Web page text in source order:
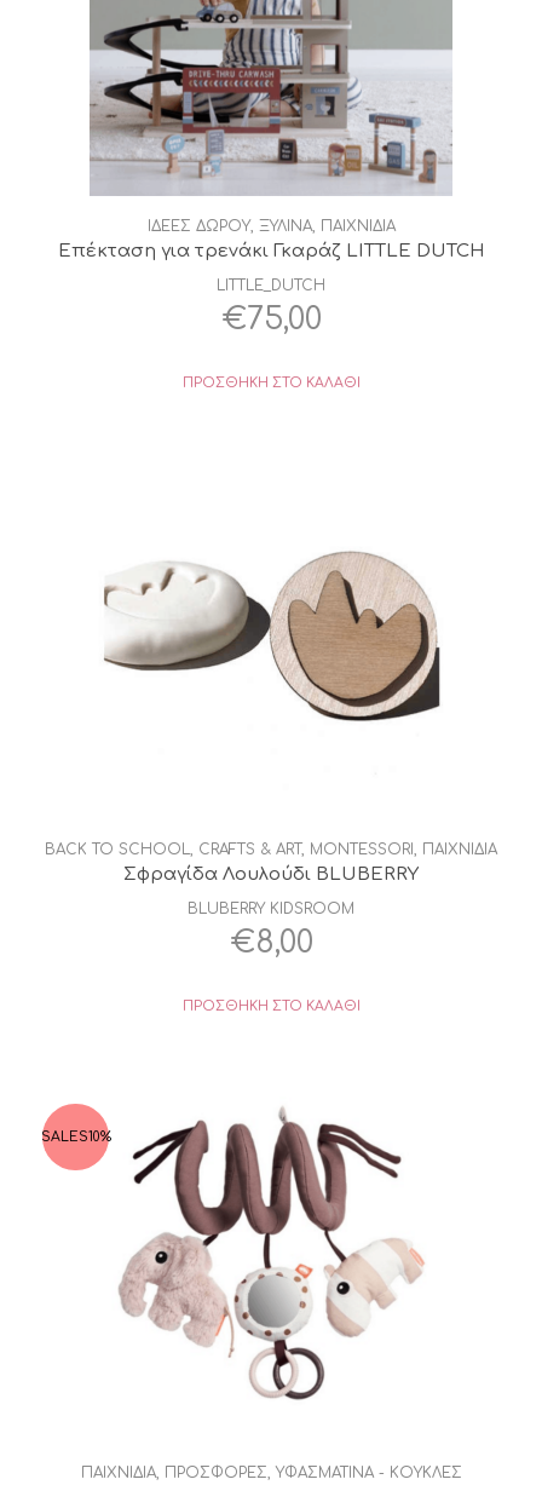
ΙΔΕΕΣ ΔΩΡΟΥ, ΞΥΛΙΝΑ, ΠΑΙΧΝΙΔΙΑ
Επέκταση για τρενάκι Γκαράζ LITTLE DUTCH
LITTLE_DUTCH
€75,00
ΠΡΟΣΘΉΚΗ ΣΤΟ ΚΑΛΆΘΙ
BACK TO SCHOOL, CRAFTS & ART , MONTESSORI , ΠΑΙΧΝΙΔΙΑ
Σφραγίδα Λουλούδι BLUBERRY
BLUBERRY KIDSROOM
€8,00
ΠΡΟΣΘΉΚΗ ΣΤΟ ΚΑΛΆΘΙ
SALES10%
ΠΑΙΧΝΙΔΙΑ, ΠΡΟΣΦΟΡΕΣ ,ΥΦΑΣΜΑΤΙΝΑ - ΚΟΥΚΛΕΣ